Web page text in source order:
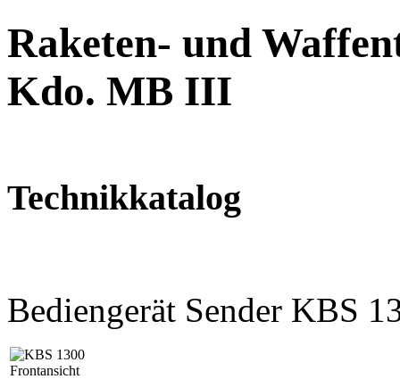
Raketen- und
Kdo. MB III
Technikkatalog
Bediengerät Sender KBS
Frontansicht